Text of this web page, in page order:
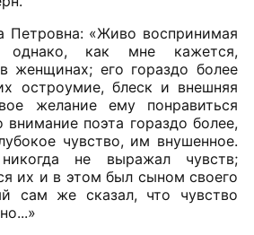
Петровна: «Живо воспринимая
однако, как мне кажется,
женщинах; его гораздо более
остроумие, блеск и внешняя
желание ему понравиться
внимание поэта гораздо более,
чувство, им внушенное.
не выражал чувств;
их и в этом был сыном своего
сам же сказал, что чувство